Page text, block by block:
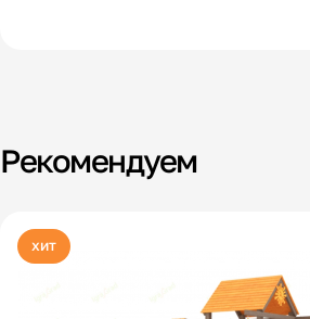
Рекомендуем
хит